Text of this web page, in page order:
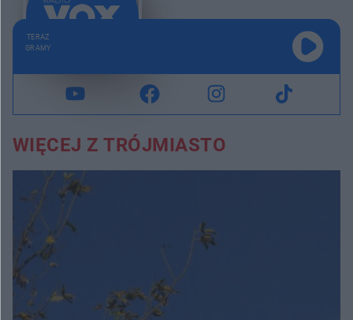
TERAZ
GRAMY
WIĘCEJ Z TRÓJMIASTO